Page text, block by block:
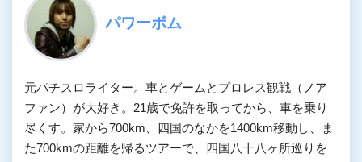
パワーボム
元パチスロライター。車とゲームとプロレス観戦（ノア
ファン）が大好き。21歳で免許を取ってから、車を乗り
尽くす。家から700km、四国のなかを1400km移動し、ま
た700kmの距離を帰るツアーで、四国八十八ヶ所巡りを